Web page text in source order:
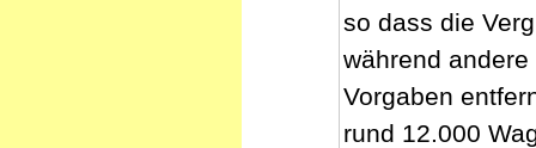
so dass die
während
Vorgaben
rund 12.000